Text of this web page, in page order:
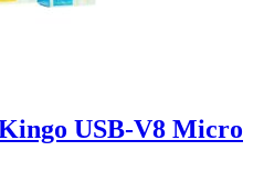
USB-V8 Micro